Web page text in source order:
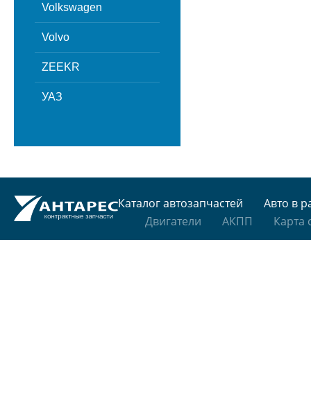
Volkswagen
Volvo
ZEEKR
УАЗ
Каталог автозапчастей
Авто в
Двигатели
АКПП Карта